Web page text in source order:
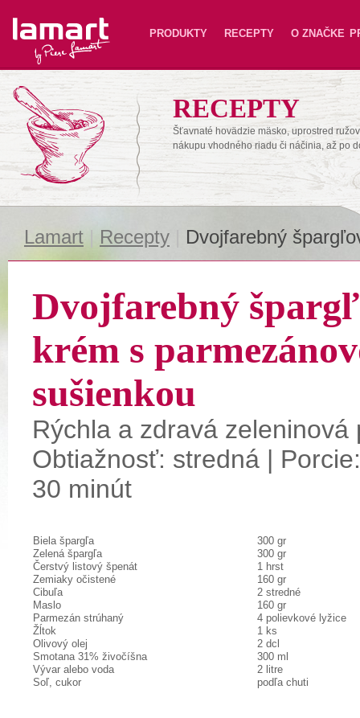
Lamart PRODUKTY RECEPTY O ZNAČKE
RECEPTY
Šťavnaté hovädzie mäsko, uprostred
nákupu vhodného riadu či náčinia, až po
Lamart Recepty Dvojfarebný
Dvojfarebný
krém s
sušienkou
Rýchla a zdravá zeleninová
Obtiažnosť: stredná |
30 minút
Biela špargľa
300 gr
Zelená špargľa
300 gr
Čerstvý listový špenát
1 hrst
Zemiaky očistené
160 gr
Cibuľa
2 stredné
Maslo
160 gr
Parmezán strúhaný
4 polievkové lyžice
Žĺtok
1 ks
Olivový olej
2 dcl
Smotana 31% živočíšna
300 ml
Vývar alebo voda
2 litre
Soľ, cukor
podľa chuti